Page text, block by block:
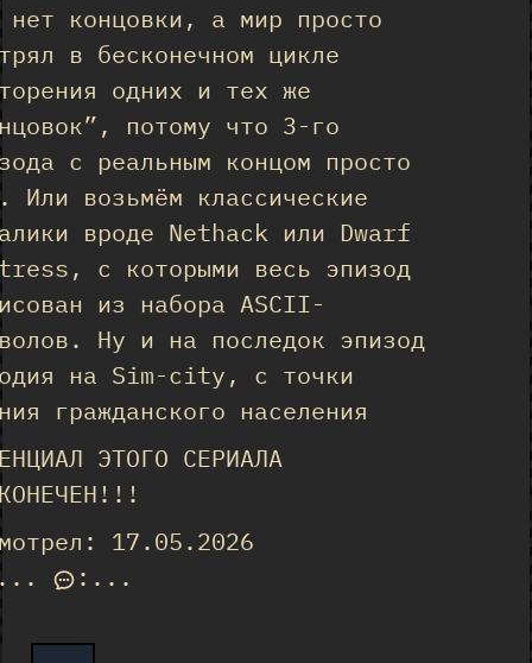
нет концовки, а мир просто
в бесконечном цикле
одних и тех же
потому что 3-го
с реальным концом просто
Или возьмём классические
вроде Nethack или Dwarf
с которыми весь эпизод
из набора ASCII-
Ну и на последок эпизод
на Sim-city, с точки
гражданского населения
ЭТОГО СЕРИАЛА
17.05.2026
: ...